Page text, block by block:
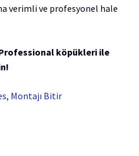
verimli ve profesyonel hale
Professional köpükleri ile
Montajı Bitir